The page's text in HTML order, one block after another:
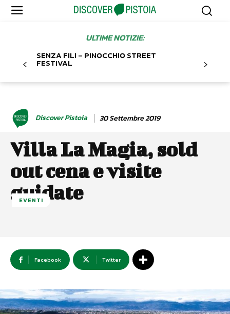
ULTIME NOTIZIE:
SENZA FILI – PINOCCHIO STREET
FESTIVAL
Discover Pistoia 30 Settembre 2019
Villa La Magia, sold
out cena e visite
guidate
EVENTI
Facebook Twitter